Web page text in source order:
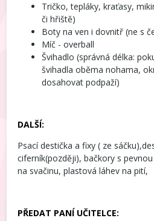
Tričko, tepláky, kraťasy,
či hřiště)
Boty na ven i dovnitř (ne s
Míč - overball
Švihadlo (správná délka:
švihadla oběma nohama,
dosahovat podpaží)
DALŠÍ:
Psací destička a fixy ( ze
ciferník(později), bačkory s
na svačinu, plastová láhev na pití,
PŘEDAT PANÍ UČITELCE: